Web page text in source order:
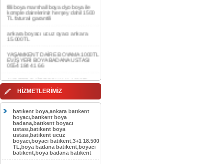
ankara boyacı ucuz oyacı ankara
15.000TL
YAŞAMKENT DAİRE BOYAMA 1000TL
EV,İŞYERİ BOYA BADANA USTASI
AKDERE DAİRE BOYAMA 1000TL
EV,İŞYERİ BOYA BADANA USTASI
CEBECİ DAİRE BOYAMA 1000TL
0554 184 41 66
HASKÖY DAİRE BOYAMA 1000TL
EV,İŞYERİ BOYA BADANA USTASI
0554 184 41 66
GÖLBAŞI DAİRE BOYAMA 1000TL
EV,İŞYERİ BOYA BADANA USTASI
0554 184 41 66
HİZMETLERİMİZ
batıkent boya,ankara batıkent
boyacı,batıkent boya
badana,batıkent boyacı
ustası,batıkent boya
ustası,batıkent ucuz
boyacı,boyacı batıkent,3+1 18.500
TL,boya badana batıkent,boyacı
batıkent,boya badana batıkent